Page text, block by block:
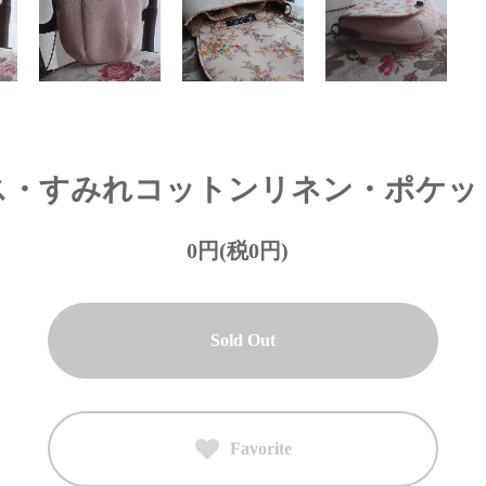
すみれコットンリネン・ポケ
0円(税0円)
Sold Out
Favorite